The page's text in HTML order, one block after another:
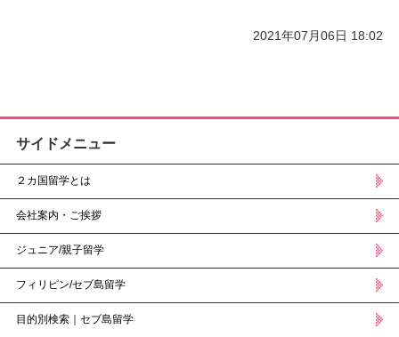
2021年07月06日 18:02
サイドメニュー
２カ国留学とは
会社案内・ご挨拶
ジュニア/親子留学
フィリピン/セブ島留学
目的別検索｜セブ島留学